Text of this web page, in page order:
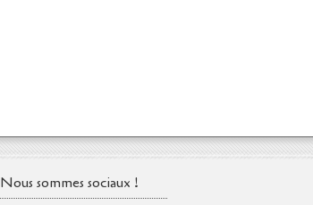
Nous sommes sociaux !